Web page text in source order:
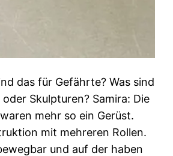
das für Gefährte? Was sind
Skulpturen? Samira: Die
mehr so ein Gerüst.
mit mehreren Rollen.
und auf der haben